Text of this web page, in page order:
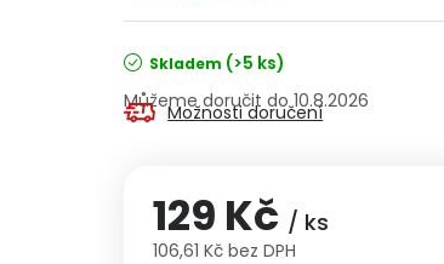
Skladem (>5 ks)
10.8.2026
Možnosti doručení
129 Kč / ks
106,61 Kč bez DPH